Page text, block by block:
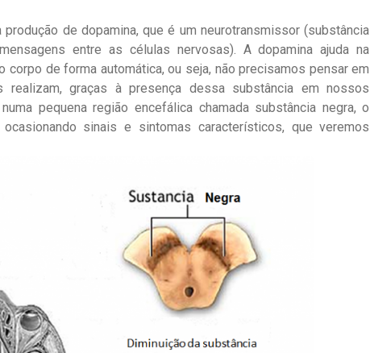
de dopamina, que é um neurotransmissor (substância
entre as células nervosas). A dopamina ajuda na
de forma automática, ou seja, não precisamos pensar em
realizam, graças à presença dessa substância em nossos
pequena região encefálica chamada substância negra, o
sinais e sintomas característicos, que veremos